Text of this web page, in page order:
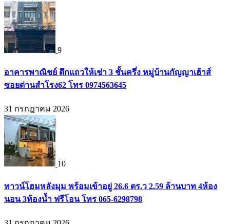
9
อาคารพาณิชย์ ตึกแถวให้เช่า 3 ชั้นครึ่ง หมู่บ้านกัญญาเฮ้าส์
ซอยด่านสำโรง62 โทร 0974563645
31 กรกฎาคม 2026
10
ทาวน์โฮมหลังมุม พร้อมเข้าอยู่ 26.6 ตร.ว 2.59 ล้านบาท 4ห้อง
นอน 3ห้องน้ำ ฟรีโอน โทร 065-6298798